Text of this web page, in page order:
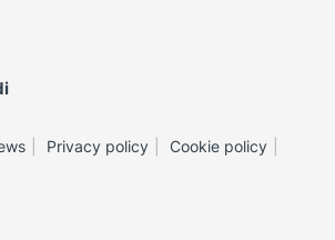
Privacy policy
Cookie policy